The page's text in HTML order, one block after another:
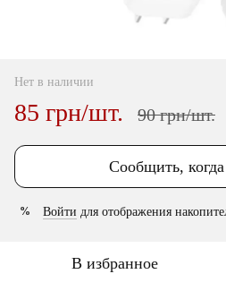
Нет в наличии
85 грн/шт. 90 грн/шт.
Сообщить,
% Войти для отображения
В избранное